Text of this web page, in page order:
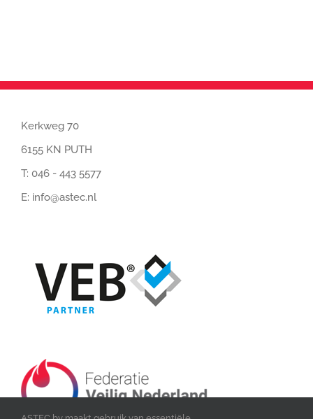
Kerkweg 70
6155 KN PUTH
T: 046 - 443 5577
E: info@astec.nl